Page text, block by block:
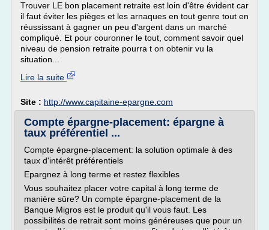
Trouver LE bon placement retraite est loin d'être évident car
il faut éviter les pièges et les arnaques en tout genre tout en
réussissant à gagner un peu d'argent dans un marché
compliqué. Et pour couronner le tout, comment savoir quel
niveau de pension retraite pourra t on obtenir vu la
situation...
Lire la suite
Site : http://www.capitaine-epargne.com
Compte épargne-placement: épargne à
taux préférentiel ...
Compte épargne-placement: la solution optimale à des
taux d'intérêt préférentiels
Epargnez à long terme et restez flexibles
Vous souhaitez placer votre capital à long terme de
manière sûre? Un compte épargne-placement de la
Banque Migros est le produit qu'il vous faut. Les
possibilités de retrait sont moins généreuses que pour un